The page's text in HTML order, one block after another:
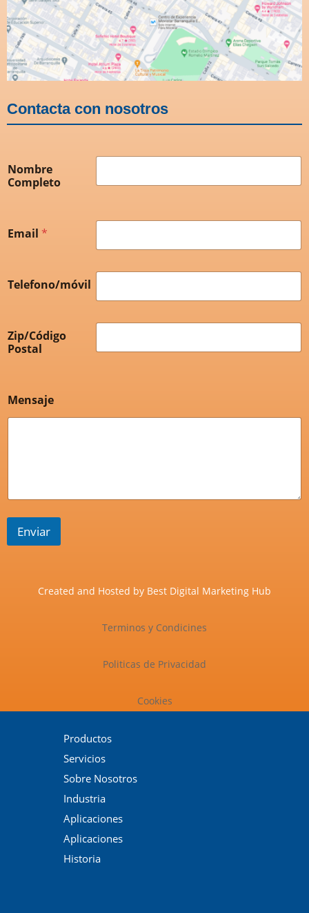
Contacta con nosotros
Nombre
Completo
Email *
Telefono/móvil
Zip/Código
Postal
Mensaje
Enviar
Created and Hosted by Best Digital Marketing Hub
Terminos y Condicines
Politicas de Privacidad
Cookies
Productos
Servicios
Sobre Nosotros
Industria
Aplicaciones
Aplicaciones
Historia